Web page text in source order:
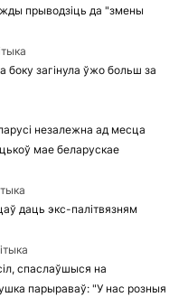
прыводзіць да "змены
боку загінула ўжо больш за
незалежна ад месца
мае беларускае
даць экс-палітвязням
спаслаўшыся на
парыраваў: "У нас розныя